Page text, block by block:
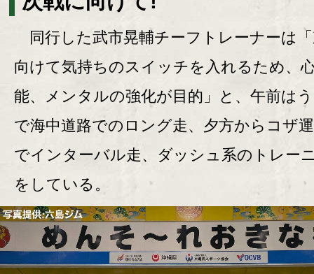
同行した武市晃輔チーフトレーナーは
向けて気持ちのスイッチを入れるため、
能、メンタルの強化が目的」と、午前は
で海中道路でのロング走、夕方からコザ
でインターバル走、ダッシュ系のトレー
をしている。